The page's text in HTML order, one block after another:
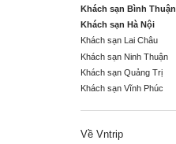
Khách sạn Bình Thuận
Khách sạn Hà Nội
Khách sạn Lai Châu
Khách sạn Ninh Thuận
Khách sạn Quảng Trị
Khách sạn Vĩnh Phúc
Về Vntrip